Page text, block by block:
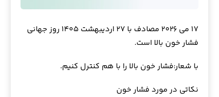
۱۷ می ۲۰۲۶ مصادف با ۲۷ اردیبهشت ۱۴۰۵ روز جهانی
فشار خون بالا است.
با شعار:فشار خون بالا را با هم کنترل کنیم.
نکاتی در مورد فشار خون